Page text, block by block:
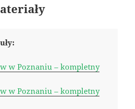
w Poznaniu – kompletny
w Poznaniu – kompletny